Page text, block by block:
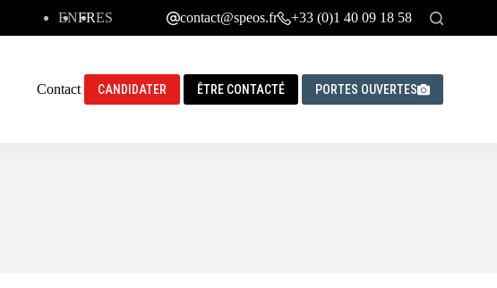
ENFRES contact@speos.fr +33 (0)1 40 09 18 58
Contact CANDIDATER ÊTRE CONTACTÉ PORTES OUVERTES